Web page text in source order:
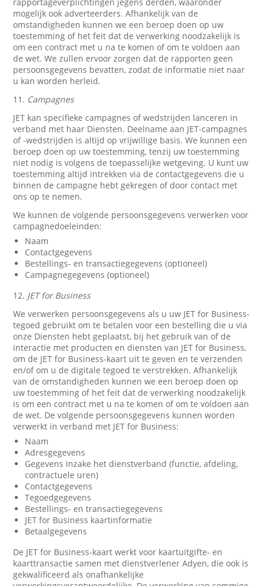
mogelijk ook adverteerders. Afhankelijk van de
omstandigheden kunnen we een beroep doen op uw
toestemming of het feit dat de verwerking noodzakelijk is
om een contract met u na te komen of om te voldoen aan
de wet. We zullen ervoor zorgen dat de rapporten geen
persoonsgegevens bevatten, zodat de informatie niet naar
u kan worden herleid.
11. Campagnes
JET kan specifieke campagnes of wedstrijden lanceren in
verband met haar Diensten. Deelname aan JET-campagnes
of -wedstrijden is altijd op vrijwillige basis. We kunnen een
beroep doen op uw toestemming, tenzij uw toestemming
niet nodig is volgens de toepasselijke wetgeving. U kunt uw
toestemming altijd intrekken via de contactgegevens die u
binnen de campagne hebt gekregen of door contact met
ons op te nemen.
We kunnen de volgende persoonsgegevens verwerken voor
campagnedoeleinden:
Naam
Contactgegevens
Bestellings- en transactiegegevens (optioneel)
Campagnegegevens (optioneel)
12. JET for Business
We verwerken persoonsgegevens als u uw JET for Business-
tegoed gebruikt om te betalen voor een bestelling die u via
onze Diensten hebt geplaatst, bij het gebruik van of de
interactie met producten en diensten van JET for Business,
om de JET for Business-kaart uit te geven en te verzenden
en/of om u de digitale tegoed te verstrekken. Afhankelijk
van de omstandigheden kunnen we een beroep doen op
uw toestemming of het feit dat de verwerking noodzakelijk
is om een contract met u na te komen of om te voldoen aan
de wet. De volgende persoonsgegevens kunnen worden
verwerkt in verband met JET for Business:
Naam
Adresgegevens
Gegevens inzake het dienstverband (functie, afdeling,
contractuele uren)
Contactgegevens
Tegoedgegevens
Bestellings- en transactiegegevens
JET for Business kaartinformatie
Betaalgegevens
De JET for Business-kaart werkt voor kaartuitgifte- en
kaarttransactie samen met dienstverlener Adyen, die ook is
gekwalificeerd als onafhankelijke